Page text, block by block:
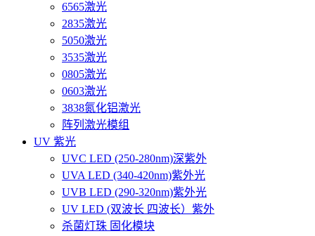
6565激光
2835激光
5050激光
3535激光
0805激光
0603激光
3838氮化铝激光
阵列激光模组
UV 紫光
UVC LED (250-280nm)深紫外
UVA LED (340-420nm)紫外光
UVB LED (290-320nm)紫外光
UV LED (双波长 四波长）紫外
杀菌灯珠 固化模块